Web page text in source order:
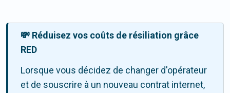
💸 Réduisez vos coûts de résiliation grâce
RED
Lorsque vous décidez de changer d'opérateur
et de souscrire à un nouveau contrat internet,